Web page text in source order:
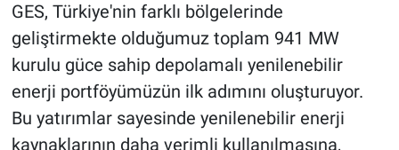
GES, Türkiye'nin farklı bölgelerinde
geliştirmekte olduğumuz toplam 941 MW
kurulu güce sahip depolamalı yenilenebilir
enerji portföyümüzün ilk adımını oluşturuyor.
Bu yatırımlar sayesinde yenilenebilir enerji
kaynaklarının daha verimli kullanılmasına,